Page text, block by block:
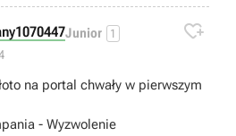
1 tygodniu, możesz nie
i wysłać Christiana jedynie z
- powinien sobie on bez
jednostkami, a
kilka tysięcy sztuk złota.
Junior 1 
na portal chwały w pierwszym
- Wyzwolenie